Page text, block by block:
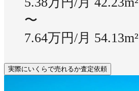
〜
7.64万円/月 54.13m²
実際にいくらで売れるか査定依頼